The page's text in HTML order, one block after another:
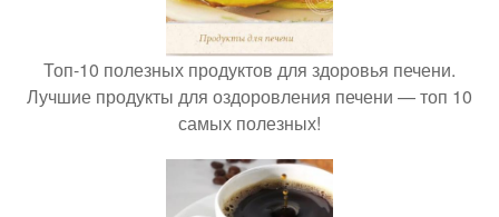
Топ-10 полезных продуктов для здоровья печени.
Лучшие продукты для оздоровления печени — топ 10
самых полезных!